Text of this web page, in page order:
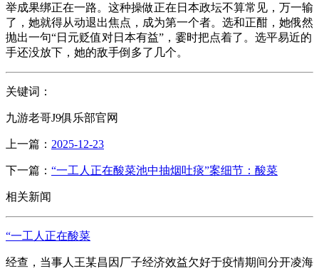
举成果绑正在一路。这种操做正在日本政坛不算常见，万一输
了，她就得从动退出焦点，成为第一个者。选和正酣，她俄然
抛出一句“日元贬值对日本有益”，霎时把点着了。选平易近的
手还没放下，她的敌手倒多了几个。
关键词：
九游老哥J9俱乐部官网
上一篇： 2025-12-23
下一篇： “一工人正在酸菜池中抽烟吐痰”案细节：酸菜
相关新闻
“一工人正在酸菜
经查，当事人王某昌因厂子经济效益欠好于疫情期间分开凌海